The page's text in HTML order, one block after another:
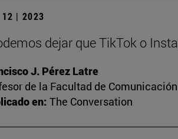
| 2023
dejar que TikTok o
J. Pérez Latre
de la Facultad de Comunicación
en: The Conversation